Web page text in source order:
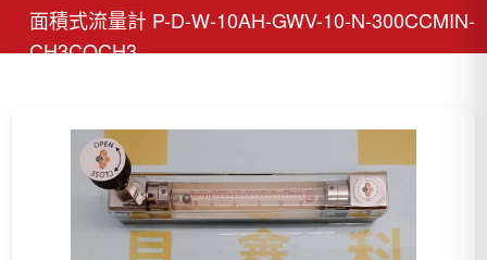
面積式流量計 P-D-W-10AH-GWV-10-N-300CCMIN-
CH3COCH3